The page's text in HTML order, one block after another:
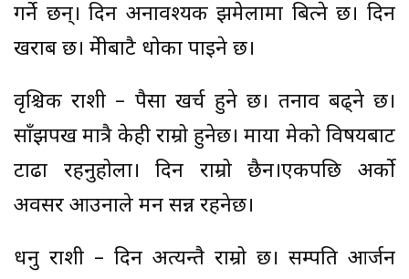
गर्ने छन्। दिन अनावश्यक झमेलामा बित्ने छ। दिन
खराब छ। प्रेमीबाटै धोका पाइने छ।
वृश्चिक राशी – पैसा खर्च हुने छ। तनाव बढ्ने छ।
साँझपख मात्रै केही राम्रो हुनेछ। माया प्रेमको विषयबाट
टाढा रहनुहोला। दिन राम्रो छैन।एकपछि अर्को
अवसर आउनाले मन प्रसन्न रहनेछ।
धनु राशी – दिन अत्यन्तै राम्रो छ। सम्पति आर्जन